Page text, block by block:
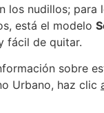
los nudillos; para
está el modelo
fácil de quitar.
sobre
Urbano, haz clic